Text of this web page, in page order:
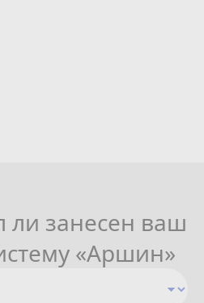
ли занесен ваш
«Аршин»